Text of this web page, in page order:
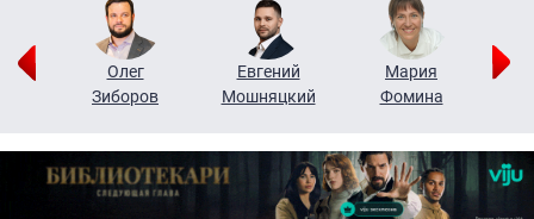
Олег
Зиборов
Евгений
Мошняцкий
Мария
Фомина